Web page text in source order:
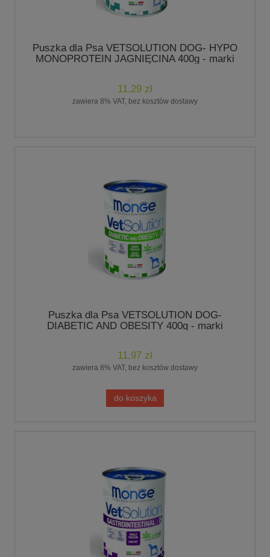
Puszka dla Psa VETSOLUTION DOG- HYPO
MONOPROTEIN JAGNIĘCINA 400g - marki
11,29 zł
zawiera 8% VAT, bez kosztów dostawy
Puszka dla Psa VETSOLUTION DOG-
DIABETIC AND OBESITY 400g - marki
11,97 zł
zawiera 8% VAT, bez kosztów dostawy
do koszyka